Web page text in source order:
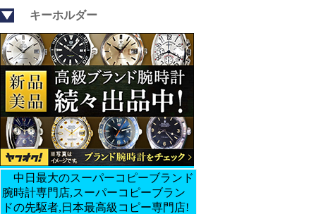
キーホルダー
中日最大のスーパーコピーブランド
腕時計専門店,スーパーコピーブラン
ドの先駆者,日本最高級コピー専門店!